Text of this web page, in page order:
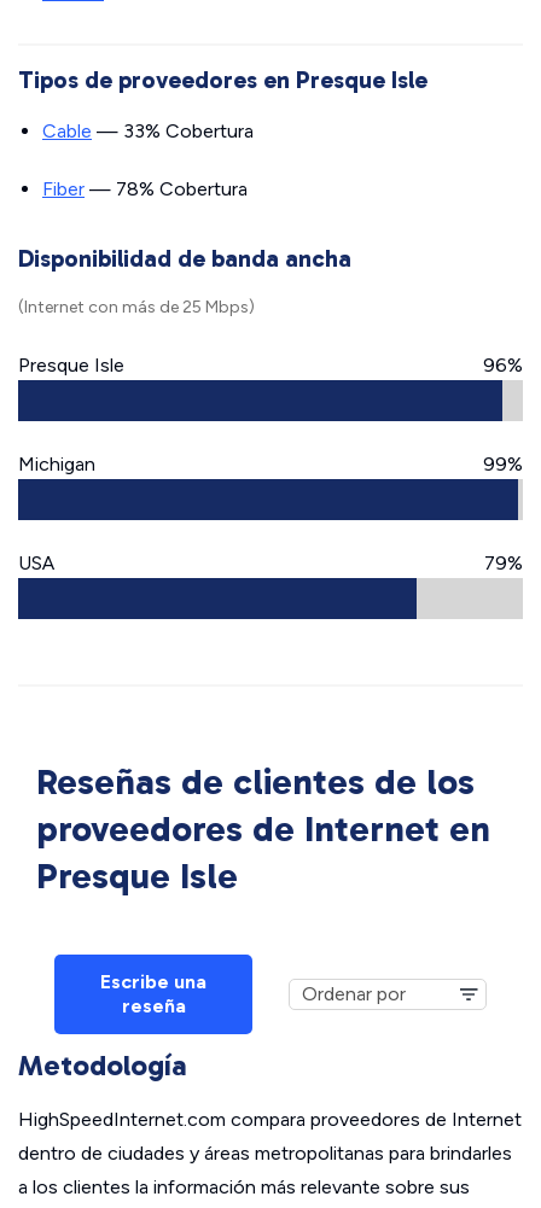
Tipos de proveedores en Presque Isle
Cable — 33% Cobertura
Fiber — 78% Cobertura
Disponibilidad de banda ancha
(Internet con más de 25 Mbps)
Presque Isle 96%
Michigan 99%
USA 79%
Reseñas de clientes de los
proveedores de Internet en
Presque Isle
Escribe una
reseña
Metodología
HighSpeedInternet.com compara proveedores de Internet
dentro de ciudades y áreas metropolitanas para brindarles
a los clientes la información más relevante sobre sus